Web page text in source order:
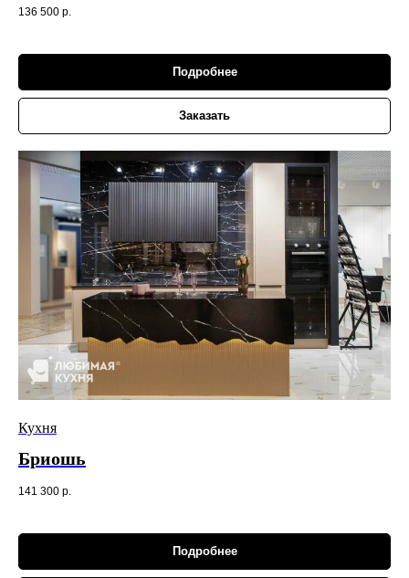
136 500 р.
Подробнее
Заказать
Кухня
Бриошь
141 300 р.
Подробнее